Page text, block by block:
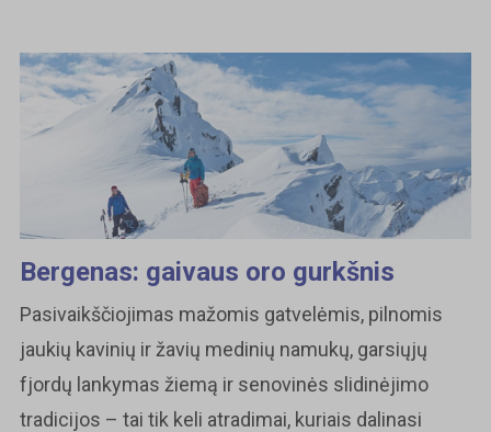
Bergenas: gaivaus oro gurkšnis
Pasivaikščiojimas mažomis gatvelėmis, pilnomis
jaukių kavinių ir žavių medinių namukų, garsiųjų
fjordų lankymas žiemą ir senovinės slidinėjimo
tradicijos – tai tik keli atradimai, kuriais dalinasi